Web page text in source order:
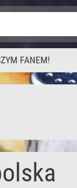
FANEM!